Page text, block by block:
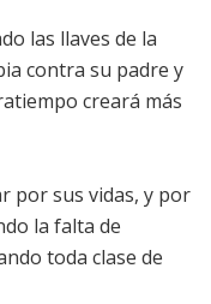
las llaves de la
contra su padre y
creará más
por sus vidas, y por
la falta de
toda clase de